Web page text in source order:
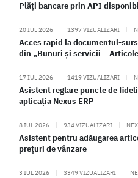
Plăți bancare prin API
20 IUL 2026 | 1397 VIZUALIZARI |
Acces rapid la documentul-
din „Bunuri și servicii –
17 IUL 2026 | 1419 VIZUALIZARI |
Asistent reglare puncte de
aplicația Nexus ERP
8 IUL 2026 | 934 VIZUALIZARI |
Asistent pentru adăugarea
prețuri de vânzare
3 IUL 2026 | 3349 VIZUALIZARI |